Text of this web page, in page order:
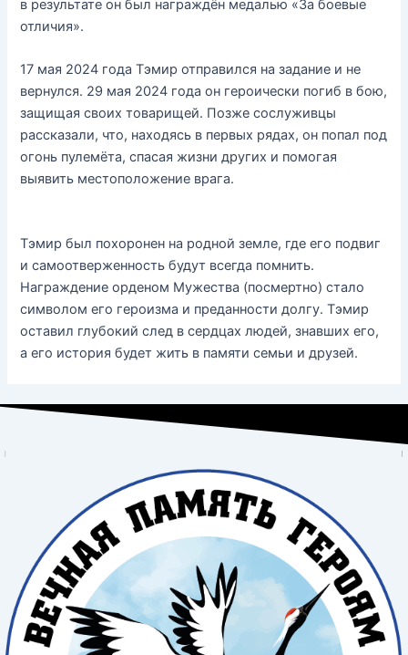
в результате он был награждён медалью «За боевые
отличия».
17 мая 2024 года Тэмир отправился на задание и не
вернулся. 29 мая 2024 года он героически погиб в бою,
защищая своих товарищей. Позже сослуживцы
рассказали, что, находясь в первых рядах, он попал под
огонь пулемёта, спасая жизни других и помогая
выявить местоположение врага.
Тэмир был похоронен на родной земле, где его подвиг
и самоотверженность будут всегда помнить.
Награждение орденом Мужества (посмертно) стало
символом его героизма и преданности долгу. Тэмир
оставил глубокий след в сердцах людей, знавших его,
а его история будет жить в памяти семьи и друзей.